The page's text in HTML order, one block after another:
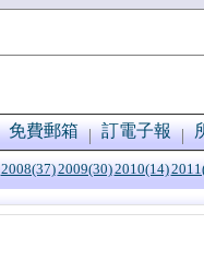
免費郵箱 訂電子報
2008(37)2009(30)2010(14)